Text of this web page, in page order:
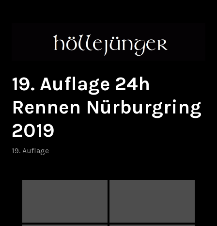
19. Auflage 24h
Rennen Nürburgring
2019
19. Auflage